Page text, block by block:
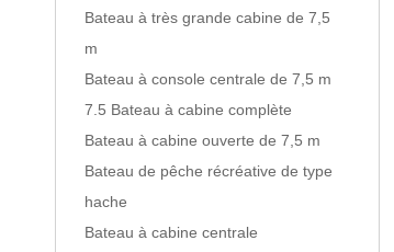
Bateau à très grande cabine de 7,5
m
Bateau à console centrale de 7,5 m
7.5 Bateau à cabine complète
Bateau à cabine ouverte de 7,5 m
Bateau de pêche récréative de type
hache
Bateau à cabine centrale